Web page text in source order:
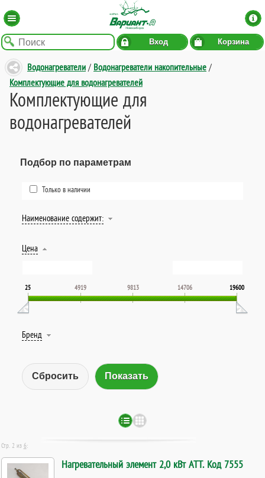
Вход Корзина
Водонагреватели / Водонагреватели накопительные /
Комплектующие для водонагревателей
Комплектующие для
водонагревателей
Подбор по параметрам
Только в наличии
Наименование содержит:
Цена
25 4919 9813 14706 19600
Бренд
Сбросить
Стр. 2 из 6:
Нагревательный элемент 2,0 кВт ATT. Код 7555